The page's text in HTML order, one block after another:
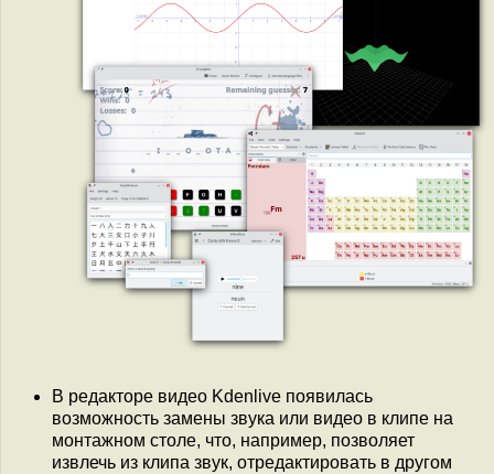
В редакторе видео Kdenlive появилась
возможность замены звука или видео в клипе на
монтажном столе, что, например, позволяет
извлечь из клипа звук, отредактировать в другом